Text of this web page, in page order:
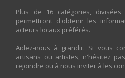
Plus de 16 catégories,
permettront d'obtenir les
acteurs locaux préférés.
Aidez-nous à grandir. Si vous
artisans ou artistes, n'hésitez
rejoindre ou à nous inviter à les